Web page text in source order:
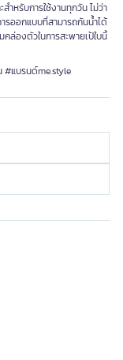
ำหรับการใช้งานทุกวัน ไม่ว่า
ารออกแบบที่สามารถกันน้ำได้
ล่องตัวในการสะพายเป้ใบนี้
#แบรนด์me.style